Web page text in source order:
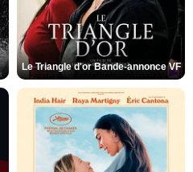
Le Triangle d'or Bande-annonce VF